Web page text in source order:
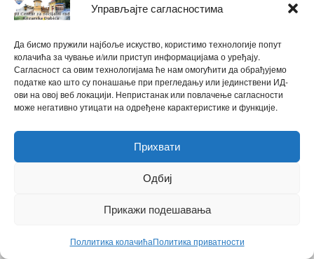
Управљајте сагласностима
Да бисмо пружили најбоље искуство, користимо технологије попут
колачића за чување и/или приступ информацијама о уређају.
Сагласност са овим технологијама ће нам омогућити да обрађујемо
податке као што су понашање при прегледању или јединствени ИД-
ови на овој веб локацији. Непристанак или повлачење сагласности
може негативно утицати на одређене карактеристике и функције.
Прихвати
Одбиј
Прикажи подешавања
Поллитика колачићаПолитика приватности
ћирилица|latinica
WPtouch Mobile Suite for WordPress
Back to top